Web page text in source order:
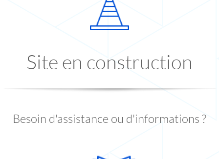
Site en construction
Besoin d'assistance ou d'informations ?